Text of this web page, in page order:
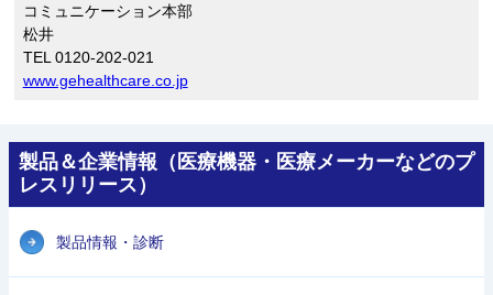
コミュニケーション本部
松井
TEL 0120-202-021
www.gehealthcare.co.jp
製品＆企業情報（医療機器・医療メーカーなどのプ
レスリリース）
製品情報・診断